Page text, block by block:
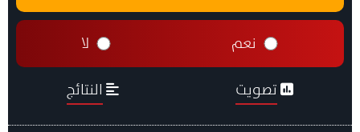
نعم لا
تصويت النتائج